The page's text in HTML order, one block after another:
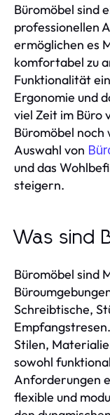
Büromöbel sind
professionellen
ermöglichen es
komfortabel zu
Funktionalität
Ergonomie und
viel Zeit im
Büromöbel
Auswahl von
und das
steigern.
Was sind
Büromöbel sind
Schreibtische,
Stilen,
sowohl
Anforderungen
flexible und